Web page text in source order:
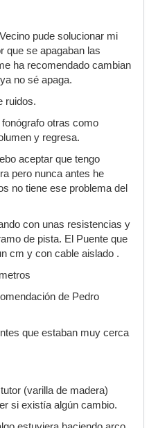
pude solucionar mi
que se apagaban las
ha recomendado cambian
no sé apaga.
ruidos.
otras como
y regresa.
aceptar que tengo
pero nunca antes he
no tiene ese problema del
con unas resistencias y
de pista. El Puente que
cm y con cable aislado .
de Pedro
que estaban muy cerca
(varilla de madera)
si existía algún cambio.